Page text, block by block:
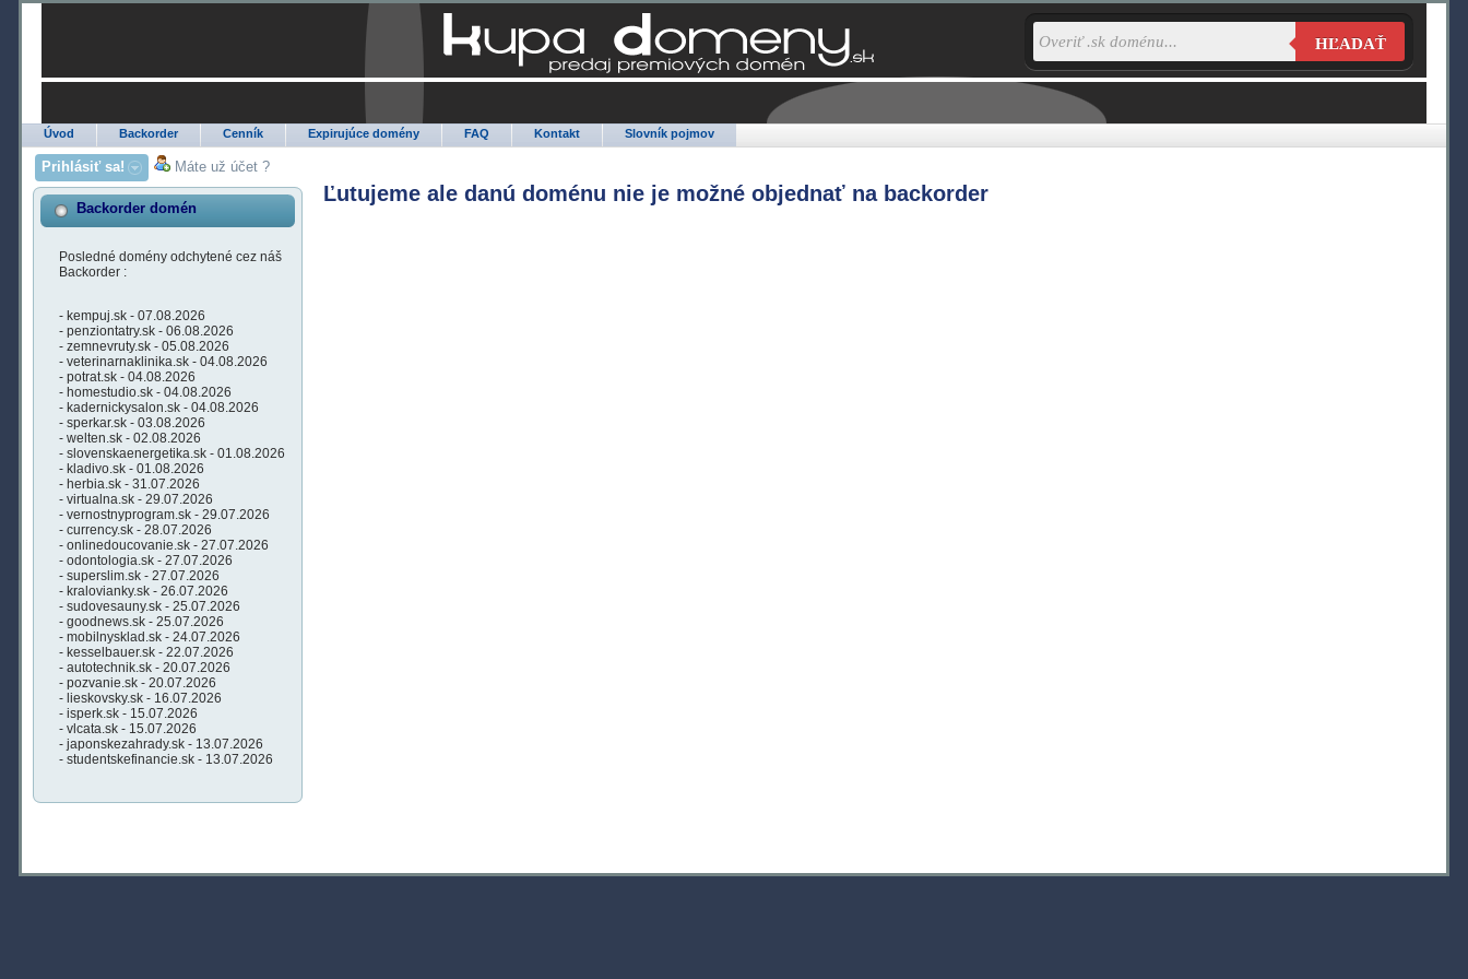
Úvod Backorder Cenník Expirujúce domény FAQ Kontakt Slovník pojmov
HĽADAŤ
Prihlásiť sa! Máte už účet ?
Backorder domén
Posledné domény odchytené cez náš
Backorder :
- kempuj.sk - 07.08.2026
- penziontatry.sk - 06.08.2026
- zemnevruty.sk - 05.08.2026
- veterinarnaklinika.sk - 04.08.2026
- potrat.sk - 04.08.2026
- homestudio.sk - 04.08.2026
- kadernickysalon.sk - 04.08.2026
- sperkar.sk - 03.08.2026
- welten.sk - 02.08.2026
- slovenskaenergetika.sk - 01.08.2026
- kladivo.sk - 01.08.2026
- herbia.sk - 31.07.2026
- virtualna.sk - 29.07.2026
- vernostnyprogram.sk - 29.07.2026
- currency.sk - 28.07.2026
- onlinedoucovanie.sk - 27.07.2026
- odontologia.sk - 27.07.2026
- superslim.sk - 27.07.2026
- kralovianky.sk - 26.07.2026
- sudovesauny.sk - 25.07.2026
- goodnews.sk - 25.07.2026
- mobilnysklad.sk - 24.07.2026
- kesselbauer.sk - 22.07.2026
- autotechnik.sk - 20.07.2026
- pozvanie.sk - 20.07.2026
- lieskovsky.sk - 16.07.2026
- isperk.sk - 15.07.2026
- vlcata.sk - 15.07.2026
- japonskezahrady.sk - 13.07.2026
- studentskefinancie.sk - 13.07.2026
Ľutujeme ale danú doménu nie je možné objednať na backorder